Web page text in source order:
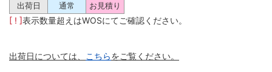
出荷日
通常 お見積り
[ ! ]表示数量超えはWOSにてご確認ください。
出荷日については、 こちらをご覧ください。